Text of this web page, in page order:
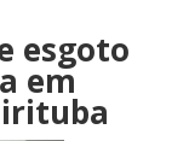
esgoto
em